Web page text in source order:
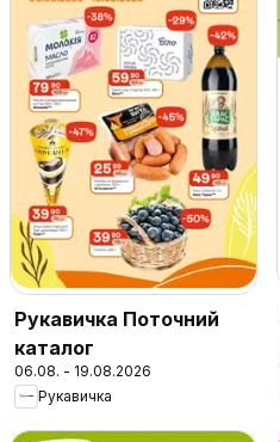
Рукавичка Поточний
каталог
06.08. - 19.08.2026
Рукавичка